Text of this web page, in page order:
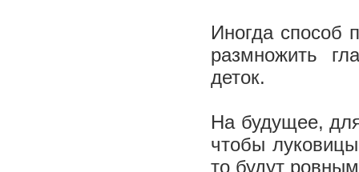
Иногда способ
размножить
деток.
На будущее,
чтобы
то будут